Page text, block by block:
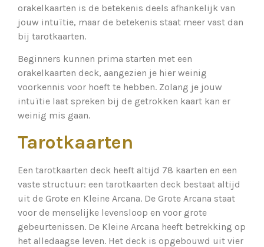
orakelkaarten is de betekenis deels afhankelijk van
jouw intuïtie, maar de betekenis staat meer vast dan
bij tarotkaarten.
Beginners kunnen prima starten met een
orakelkaarten deck, aangezien je hier weinig
voorkennis voor hoeft te hebben. Zolang je jouw
intuïtie laat spreken bij de getrokken kaart kan er
weinig mis gaan.
Tarotkaarten
Een tarotkaarten deck heeft altijd 78 kaarten en een
vaste structuur: een tarotkaarten deck bestaat altijd
uit de Grote en Kleine Arcana. De Grote Arcana staat
voor de menselijke levensloop en voor grote
gebeurtenissen. De Kleine Arcana heeft betrekking op
het alledaagse leven. Het deck is opgebouwd uit vier